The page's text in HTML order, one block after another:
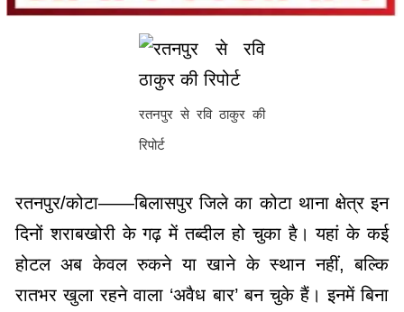
रतनपुर से रवि ठाकुर की
रिपोर्ट
रतनपुर/कोटा——बिलासपुर जिले का कोटा थाना क्षेत्र इन
दिनों शराबखोरी के गढ़ में तब्दील हो चुका है। यहां के कई
होटल अब केवल रुकने या खाने के स्थान नहीं, बल्कि
रातभर खुला रहने वाला ‘अवैध बार’ बन चुके हैं। इनमें बिना